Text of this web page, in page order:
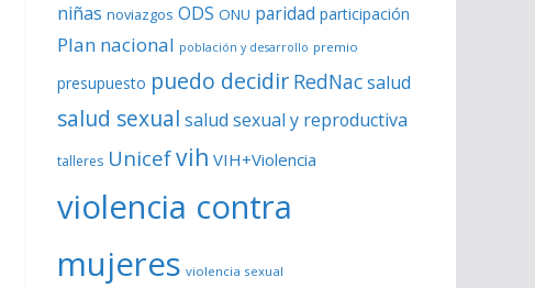
niñas noviazgos ODS ONU paridad participación
Plan nacional población y desarrollo premio
presupuesto puedo decidir RedNacsalud
salud sexual salud sexual y reproductiva
talleres Unicefvih VIH+Violencia
violencia contra
mujeres violencia sexual